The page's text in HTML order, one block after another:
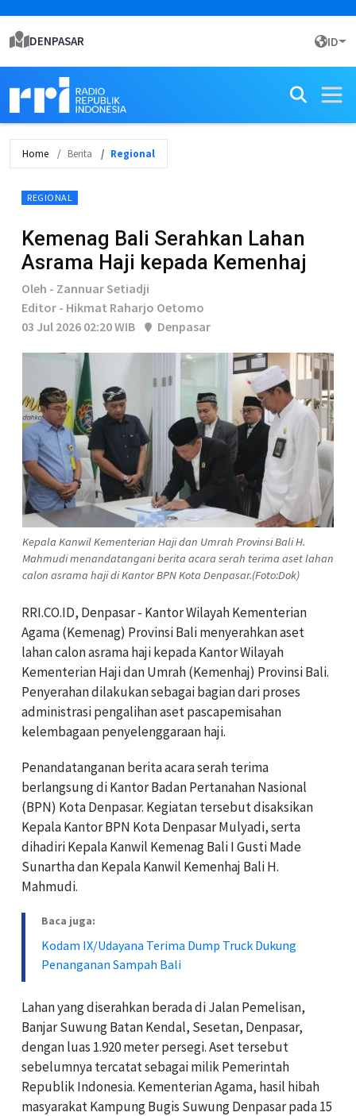
DENPASAR ID
Home Berita Regional
REGIONAL
Kemenag Bali Serahkan Lahan
Asrama Haji kepada Kemenhaj
Oleh - Zannuar Setiadji
Editor - Hikmat Raharjo Oetomo
03 Jul 2026 02:20 WIB
Denpasar
Kepala Kanwil Kementerian Haji dan Umrah Provinsi Bali H.
Mahmudi menandatangani berita acara serah terima aset lahan
calon asrama haji di Kantor BPN Kota Denpasar.(Foto:Dok)
RRI.CO.ID, Denpasar - Kantor Wilayah Kementerian
Agama (Kemenag) Provinsi Bali menyerahkan aset
lahan calon asrama haji kepada Kantor Wilayah
Kementerian Haji dan Umrah (Kemenhaj) Provinsi Bali.
Penyerahan dilakukan sebagai bagian dari proses
administrasi pengalihan aset pascapemisahan
kelembagaan penyelenggaraan haji.
Penandatanganan berita acara serah terima
berlangsung di Kantor Badan Pertanahan Nasional
(BPN) Kota Denpasar. Kegiatan tersebut disaksikan
Kepala Kantor BPN Kota Denpasar Mulyadi, serta
dihadiri Kepala Kanwil Kemenag Bali I Gusti Made
Sunartha dan Kepala Kanwil Kemenhaj Bali H.
Mahmudi.
Baca juga:
Kodam IX/Udayana Terima Dump Truck Dukung
Penanganan Sampah Bali
Lahan yang diserahkan berada di Jalan Pemelisan,
Banjar Suwung Batan Kendal, Sesetan, Denpasar,
dengan luas 1.920 meter persegi. Aset tersebut
sebelumnya tercatat sebagai milik Pemerintah
Republik Indonesia. Kementerian Agama, hasil hibah
masyarakat Kampung Bugis Suwung Denpasar pada 15